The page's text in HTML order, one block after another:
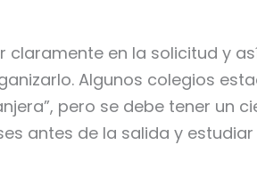
claramente en la solicitud y
Algunos colegios
pero se debe tener un
antes de la salida y